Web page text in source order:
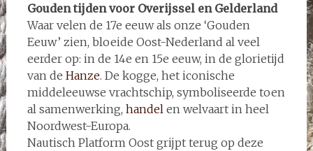
Gouden tijden voor Overijssel en Gelderland
Waar velen de 17e eeuw als onze ‘Gouden
Eeuw’ zien, bloeide Oost-Nederland al veel
eerder op: in de 14e en 15e eeuw, in de glorietijd
van de Hanze. De kogge, het iconische
middeleeuwse vrachtschip, symboliseerde toen
al samenwerking, handel en welvaart in heel
Noordwest-Europa.
Nautisch Platform Oost grijpt terug op deze